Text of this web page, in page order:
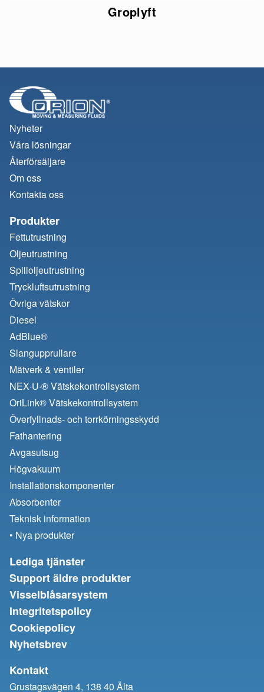
Groplyft
Nyheter
Våra lösningar
Återförsäljare
Om oss
Kontakta oss
Produkter
Fettutrustning
Oljeutrustning
Spilloljeutrustning
Tryckluftsutrustning
Övriga vätskor
Diesel
AdBlue®
Slangupprullare
Mätverk & ventiler
NEX·U·® Vätskekontrollsystem
OriLink® Vätskekontrollsystem
Överfyllnads- och torrkörningsskydd
Fathantering
Avgasutsug
Högvakuum
Installationskomponenter
Absorbenter
Teknisk information
• Nya produkter
Lediga tjänster
Support äldre produkter
Visselblåsarsystem
Integritetspolicy
Cookiepolicy
Nyhetsbrev
Kontakt
Grustagsvägen 4, 138 40 Älta